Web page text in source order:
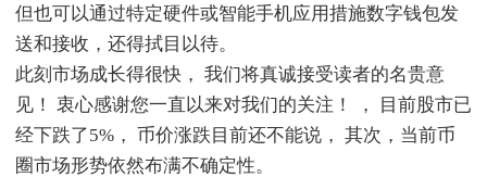
但也可以通过特定硬件或智能手机应用措施数字钱包发
送和接收，还得拭目以待。
此刻市场成长得很快， 我们将真诚接受读者的名贵意
见！ 衷心感谢您一直以来对我们的关注！ ， 目前股市已
经下跌了5%， 币价涨跌目前还不能说， 其次，当前币
圈市场形势依然布满不确定性。